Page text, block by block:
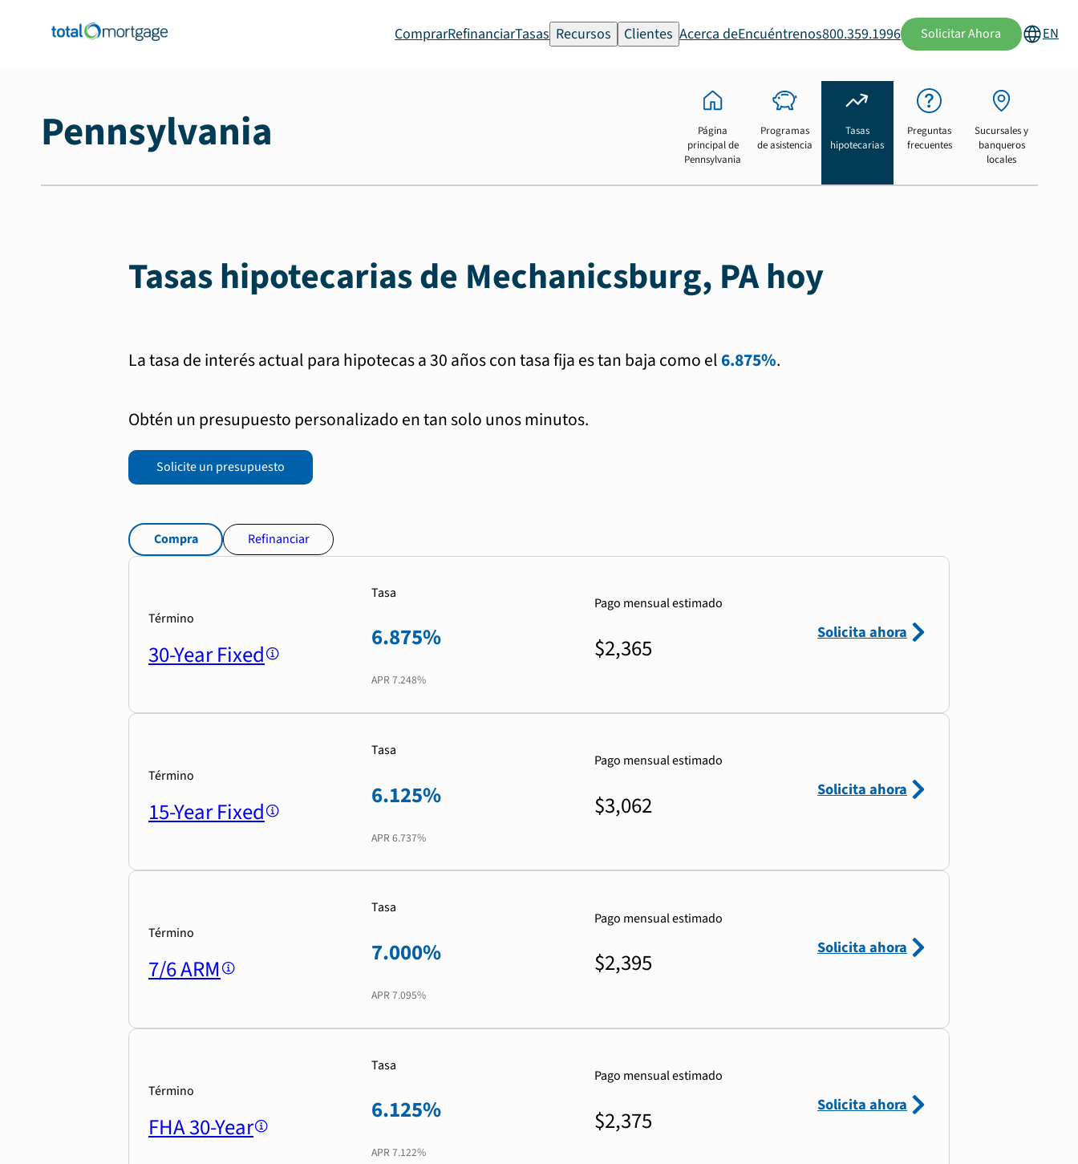
ComprarRefinanciarTasas Recursos Clientes Acerca deEncuéntrenos800.359.1996 Solicitar Ahora EN
Pennsylvania
Página
principal de
Pennsylvania
Programas
de asistencia
Tasas
hipotecarias
Preguntas
frecuentes
Sucursales y
banqueros
locales
Tasas hipotecarias de Mechanicsburg, PA hoy
La tasa de interés actual para hipotecas a 30 años con tasa fija es tan baja como el6.875%.
Obtén un presupuesto personalizado en tan solo unos minutos.
Solicite un presupuesto
Compra Refinanciar
Término
30-Year Fixed
Tasa
6.875%
APR 7.248%
Pago mensual estimado
$2,365
Solicita ahora
Término
15-Year Fixed
Tasa
6.125%
APR 6.737%
Pago mensual estimado
$3,062
Solicita ahora
Término
7/6 ARM
Tasa
7.000%
APR 7.095%
Pago mensual estimado
$2,395
Solicita ahora
Término
FHA 30-Year
Tasa
6.125%
APR 7.122%
Pago mensual estimado
$2,375
Solicita ahora